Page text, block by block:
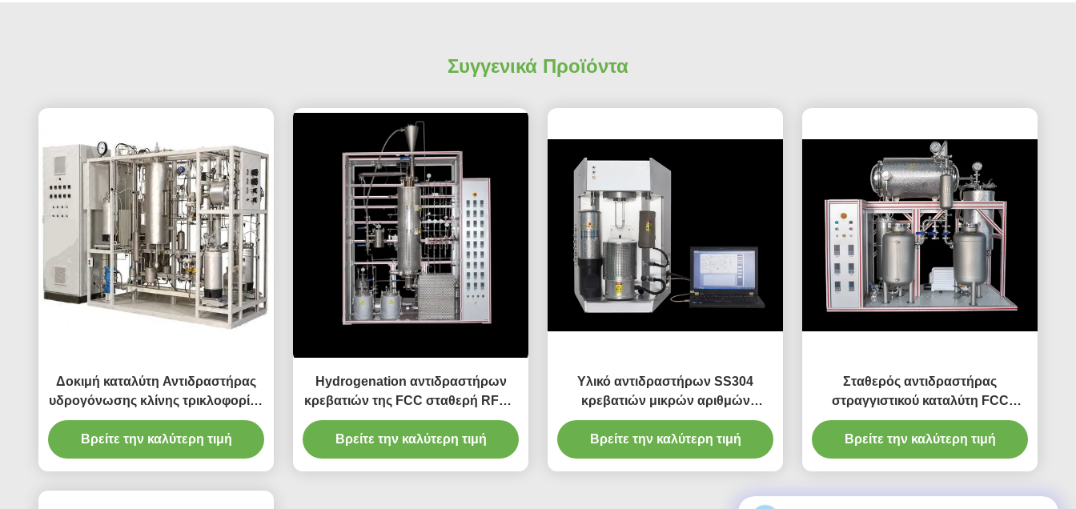
Συγγενικά Προϊόντα
Δοκιμή καταλύτη Αντιδραστήρας
υδρογόνωσης κλίνης τρικλοφορίας
Αντιδραστήρας FCC
Βρείτε την καλύτερη τιμή
Hydrogenation αντιδραστήρων
κρεβατιών της FCC σταθερή RFCC
καταλυτική τεχνολογία
Βρείτε την καλύτερη τιμή
Υλικό αντιδραστήρων SS304
κρεβατιών μικρών αριθμών
εργαστηρίων εργαστηριακών
χημικών ουσιών
Βρείτε την καλύτερη τιμή
Σταθερός αντιδραστήρας
στραγγιστικού καταλύτη FCC
RFCC Reactor Σταθερό κρεβάτι
Βρείτε την καλύτερη τιμή